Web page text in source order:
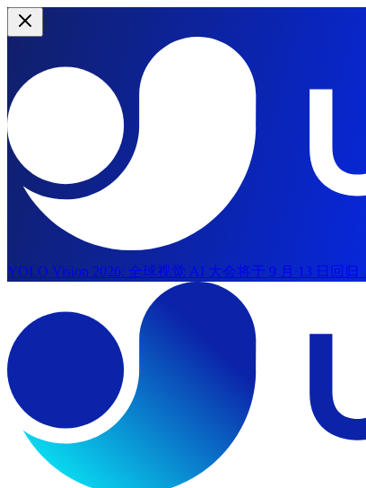
YOLO Vision 2026: 全球视觉 AI 大会将于 9 月 13 日回归